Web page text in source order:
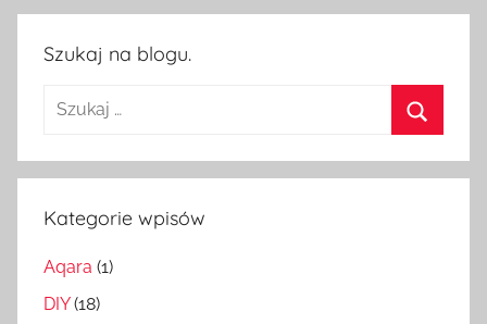
t
Szukaj na blogu.
Szukaj:
Kategorie wpisów
Aqara (1)
DIY(18)